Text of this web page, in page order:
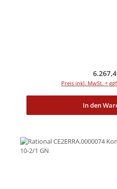
Preis inkl. MwSt. +
In den